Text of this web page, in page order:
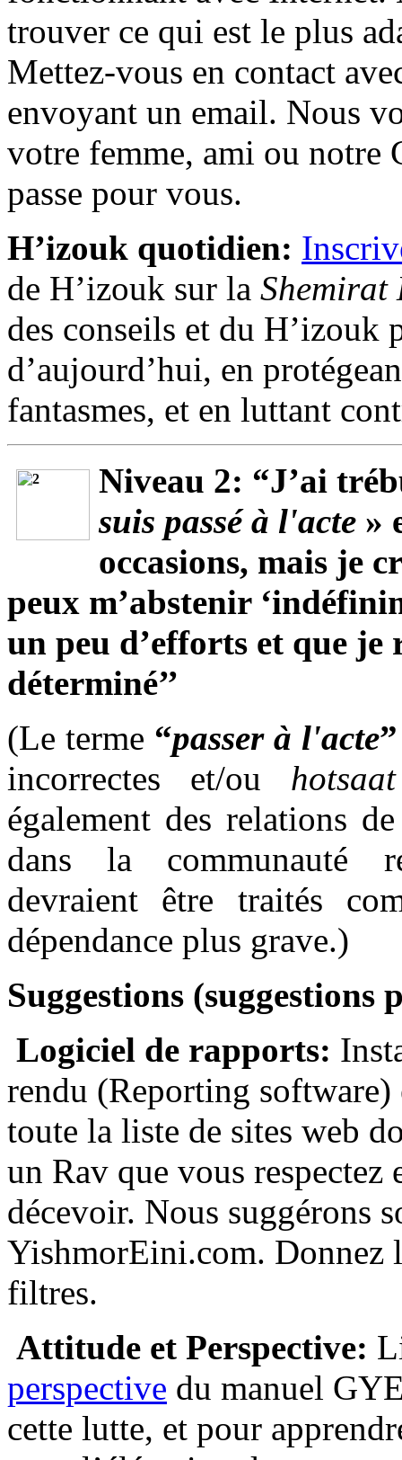
trouver ce qui est le plus
Mettez-vous en contact
envoyant un email. Nous
votre femme, ami ou notre
passe pour vous.
H’izouk quotidien:
de H’izouk sur la Shemirat
des conseils et du H’izouk
d’aujourd’hui, en
fantasmes, et en luttant
Niveau 2: “J’ai
suis passé à l'acte »
occasions, mais je
peux m’abstenir
un peu d’efforts et que je
déterminé’’
(Le terme “passer à l'acte
incorrectes et/ou
également des relations
dans la communauté
devraient être traités
dépendance plus grave.)
Suggestions (suggestions
Logiciel de rapports:
rendu (Reporting
toute la liste de sites web
un Rav que vous respectez
décevoir. Nous suggérons
YishmorEini.com. Donnez
filtres.
Attitude et Perspective:
perspective du manuel
cette lutte, et pour